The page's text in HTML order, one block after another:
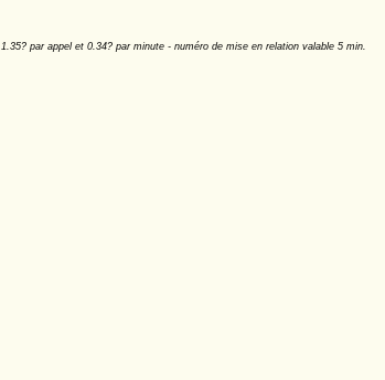
1.35? par appel et 0.34? par minute - numéro de mise en relation valable 5 min.